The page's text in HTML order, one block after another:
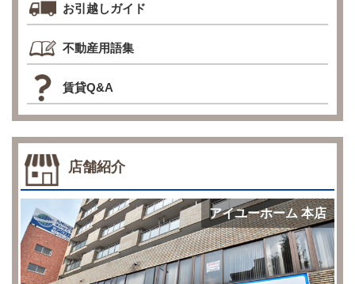
お引越しガイド
不動産用語集
賃貸Q&A
店舗紹介
アイユーホーム 本店